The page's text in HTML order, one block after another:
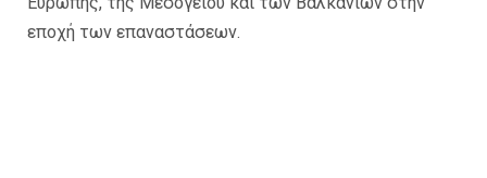
εποχή των επαναστάσεων.